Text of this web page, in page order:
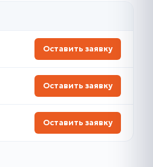
Оставить заявку
Оставить заявку
Оставить заявку